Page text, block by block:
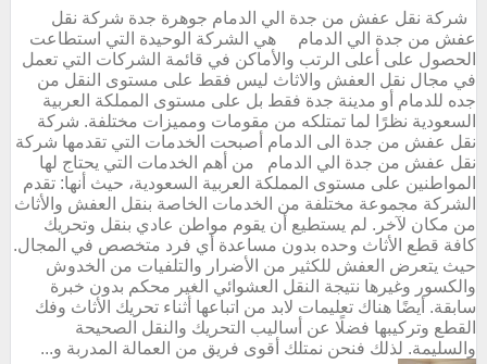
شركة نقل عفش من جدة الي الدمام جوهرة جدة شركة نقل
عفش من جدة الي الدمام هي الشركة الوحيدة التي استطاعت
الحصول على أعلى الرتب والأماكن في قائمة الشركات التي تعمل
في مجال نقل العفش والاثاث ليس فقط على مستوى النقل من
جده للدمام أو مدينة جدة فقط بل على مستوى المملكة العربية
السعودية نظرًا لما تمتلكه من مقومات ومميزات مختلفة. شركة
نقل عفش من جدة الى الدمام أصبحت الخدمات التي تقدمها شركة
نقل عفش من جدة الي الدمام من أهم الخدمات التي يحتاج لها
المواطنين على مستوى المملكة العربية السعودية، حيث أنها: تقدم
الشركة مجموعة مختلفة من الخدمات الخاصة بنقل العفش والأثاث
من مكان لآخر. لم يستطيع أن يقوم مواطن عادي بنقل وتحريك
كافة قطع الأثاث وحده بدون مساعدة أي فرد متخصص في المجال.
حيث يتعرض العفش للكثير من الأضرار والتلفيات من الخدوش
والكسور وغيرها نتيجة النقل العشوائي الغير محكم بدون خبرة
سابقة. أيضًا هناك تعليمات لابد من اتباعها أثناء تحريك الأثاث وفك
القطع وتركيبها فضلًا عن أساليب التحريك والنقل الصحيحة
والسليمة. لذلك فنحن نمتلك أقوى فريق من العمالة المدربة و...